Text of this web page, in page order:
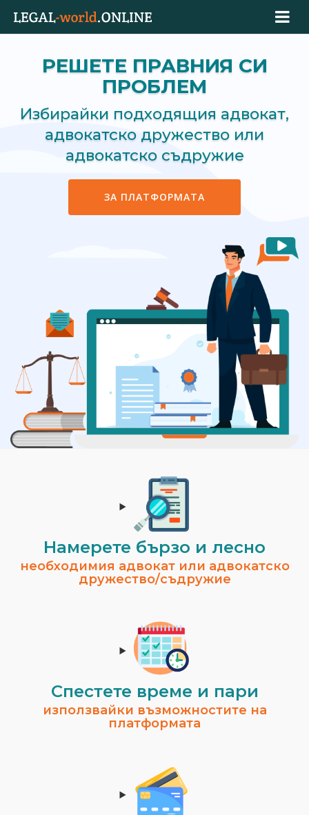
РЕШЕТЕ ПРАВНИЯ СИ
ПРОБЛЕМ
Избирайки подходящия адвокат,
адвокатско дружество или
адвокатско съдружие
ЗА ПЛАТФОРМАТА
Намерете бързо и лесно
необходимия адвокат или адвокатско
дружество/съдружие
Спестeте време и пари
използвайки възможностите на
платформата